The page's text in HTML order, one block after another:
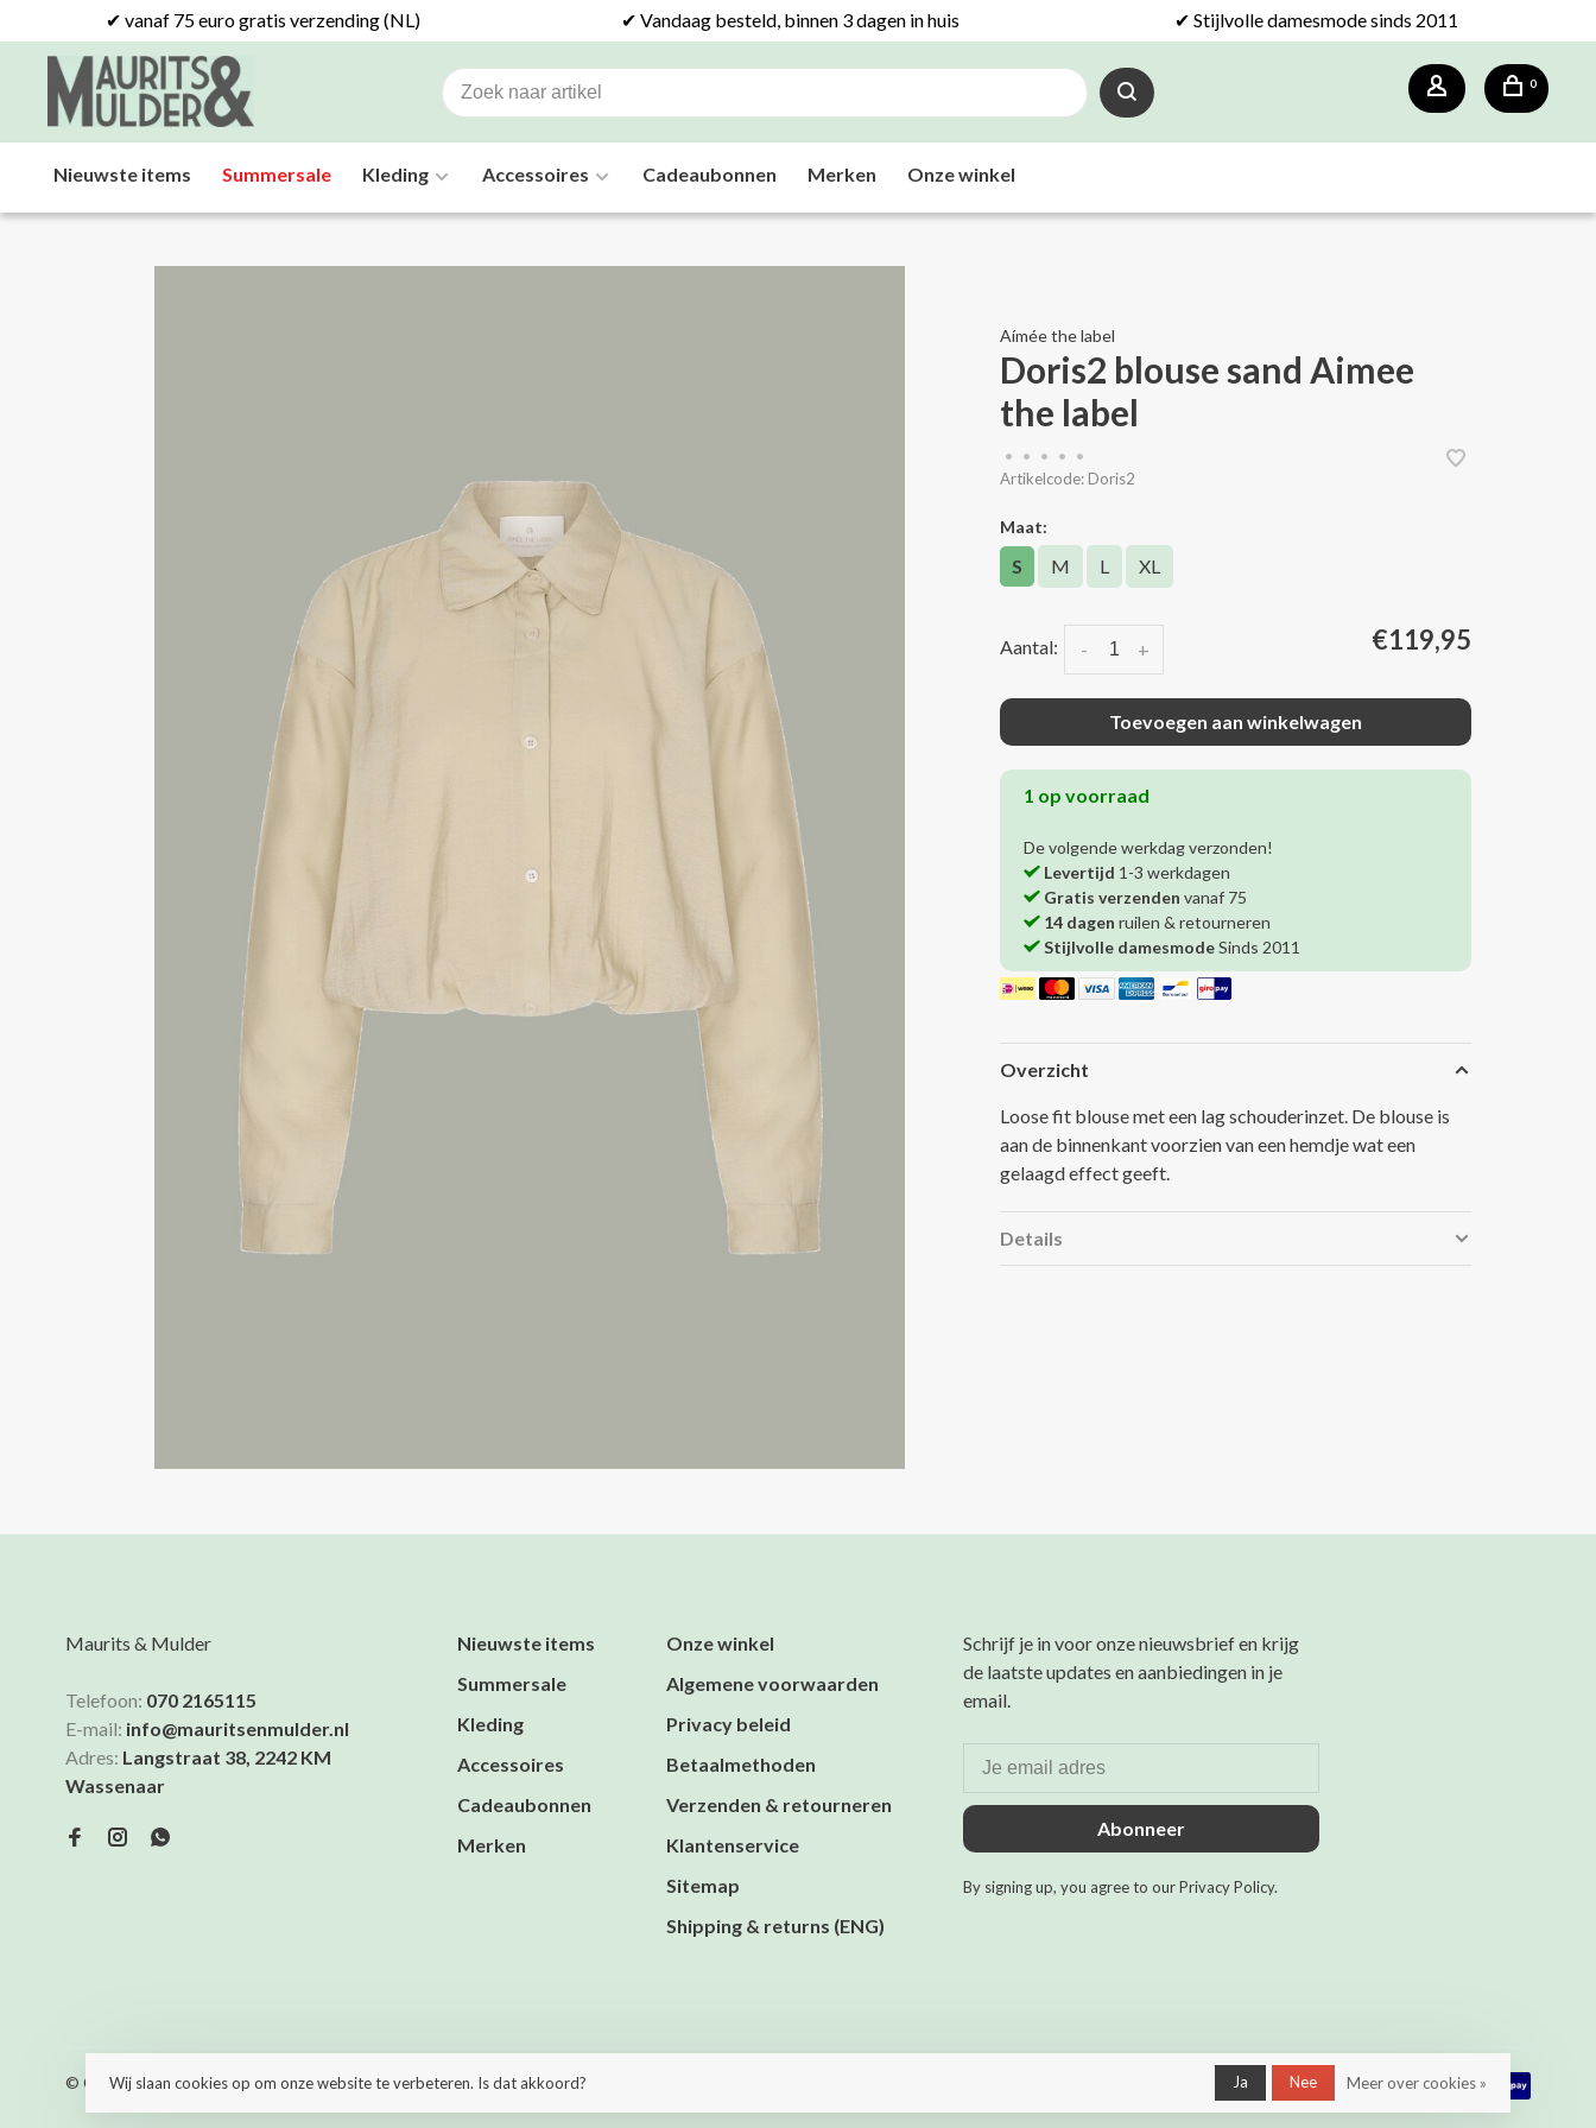
✔ vanaf 75 euro gratis verzending (NL) ✔ Vandaag besteld, binnen 3 dagen in huis ✔ Stijlvolle damesmode sinds 2011
0
Nieuwste items Summersale Kleding Accessoires Cadeaubonnen Merken Onze winkel
Aímée the label
Doris2 blouse sand Aimee
the label
• • • •
•
Artikelcode: Doris2
Maat:
S M L XL
Aantal: +
- €119,95
Toevoegen aan winkelwagen
1 op voorraad
De volgende werkdag verzonden!
Levertijd 1-3 werkdagen
Gratis verzenden vanaf 75
14 dagen ruilen & retourneren
Stijlvolle damesmodeSinds 2011
Overzicht
Loose fit blouse met een lag schouderinzet. De blouse is
aan de binnenkant voorzien van een hemdje wat een
gelaagd effect geeft.
Details
Maurits & Mulder
Telefoon: 070 2165115
E-mail: info@mauritsenmulder.nl
Adres: Langstraat 38, 2242 KM
Wassenaar
Nieuwste items
Summersale
Kleding
Accessoires
Cadeaubonnen
Merken
Onze winkel
Algemene voorwaarden
Privacy beleid
Betaalmethoden
Verzenden & retourneren
Klantenservice
Sitemap
Shipping & returns (ENG)
Schrijf je in voor onze nieuwsbrief en krijg
de laatste updates en aanbiedingen in je
email.
Abonneer
By signing up, you agree to our Privacy Policy.
© Copyright 2026 Maurits & Mulder- Powered byLightspeed- Theme by
Wij slaan cookies op om onze website te verbeteren. Is dat akkoord? Ja Nee Meer over cookies »